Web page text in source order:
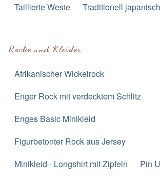
Taillierte Weste
Traditionell
Röcke und Kleider
Afrikanischer Wickelrock
Enger Rock mit verdecktem Schlitz
Enges Basic Minikleid
Figurbetonter Rock aus Jersey
Minikleid - Longshirt mit Zipfeln
Pin